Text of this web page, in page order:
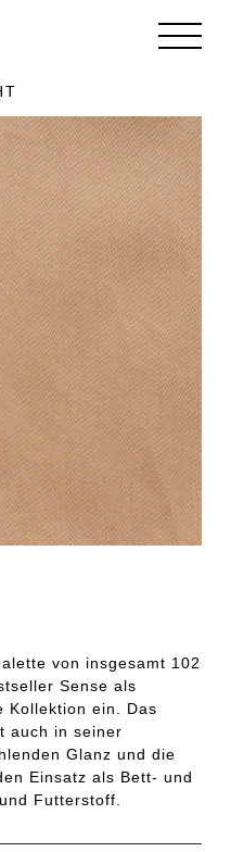
von insgesamt 102
Sense als
Kollektion ein. Das
auch in seiner
Glanz und die
Einsatz als Bett- und
Futterstoff.